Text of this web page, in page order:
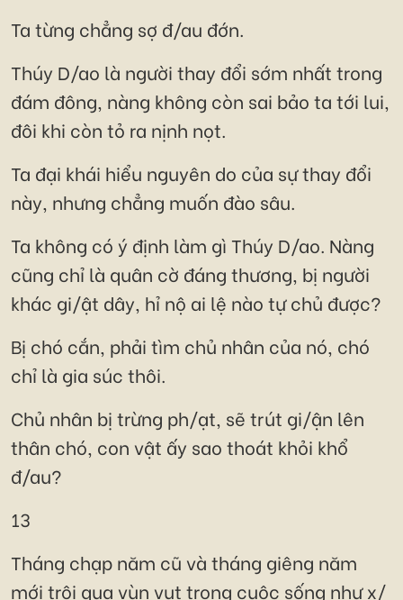
Ta từng chẳng sợ đ/au đớn.
Thúy D/ao là người thay đổi sớm nhất trong
đám đông, nàng không còn sai bảo ta tới lui,
đôi khi còn tỏ ra nịnh nọt.
Ta đại khái hiểu nguyên do của sự thay đổi
này, nhưng chẳng muốn đào sâu.
Ta không có ý định làm gì Thúy D/ao. Nàng
cũng chỉ là quân cờ đáng thương, bị người
khác gi/ật dây, hỉ nộ ai lệ nào tự chủ được?
Bị chó cắn, phải tìm chủ nhân của nó, chó
chỉ là gia súc thôi.
Chủ nhân bị trừng ph/ạt, sẽ trút gi/ận lên
thân chó, con vật ấy sao thoát khỏi khổ
đ/au?
13
Tháng chạp năm cũ và tháng giêng năm
mới trôi qua vùn vụt trong cuộc sống như x/